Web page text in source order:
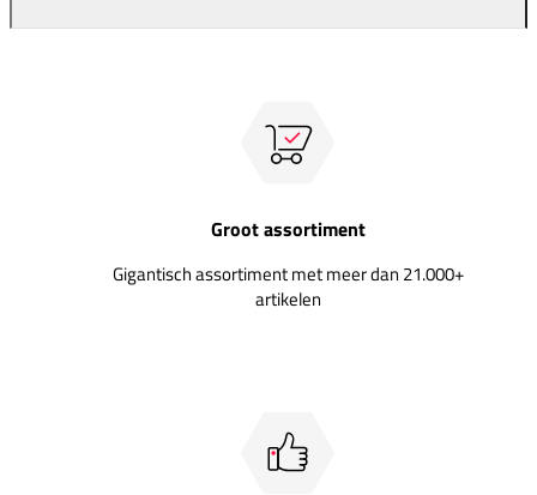
Groot assortiment
Gigantisch assortiment met meer dan 21.000+
artikelen